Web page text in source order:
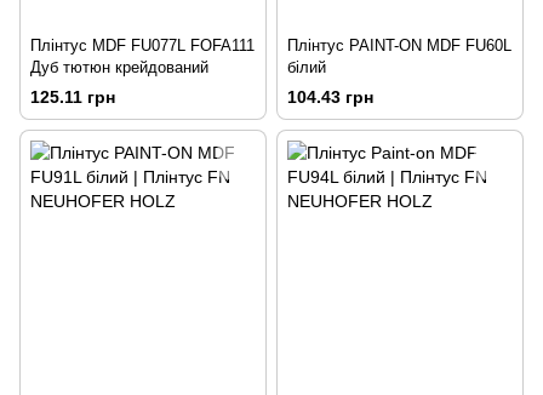
Плінтус MDF FU077L FOFA111
Дуб тютюн крейдований
125.11 грн
Плінтус PAINT-ON MDF FU60L
білий
104.43 грн